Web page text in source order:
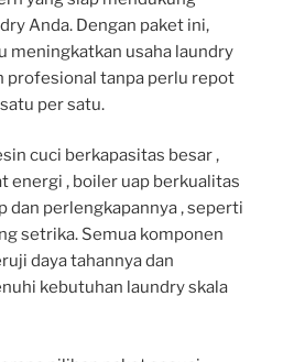
Anda. Dengan paket ini,
meningkatkan usaha laundry
profesional tanpa perlu repot
per satu.
cuci berkapasitas besar ,
energi , boiler uap berkualitas
dan perlengkapannya , seperti
setrika. Semua komponen
daya tahannya dan
kebutuhan laundry skala